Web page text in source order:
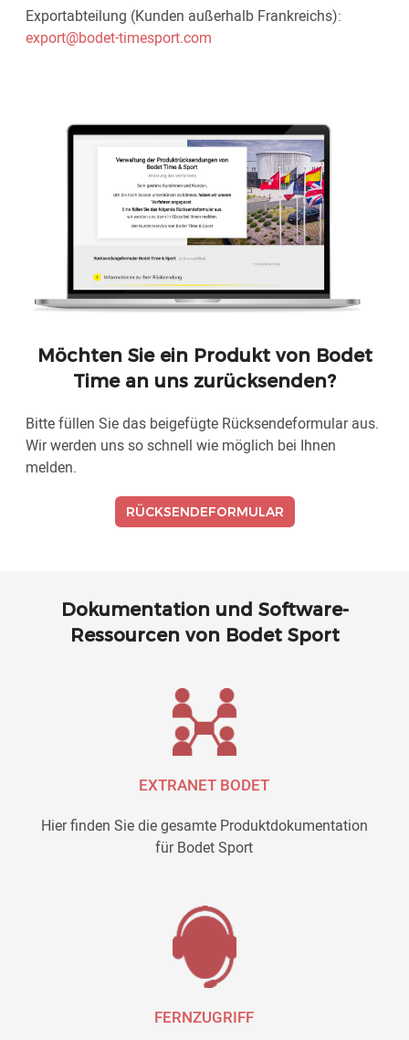
Exportabteilung (Kunden außerhalb Frankreichs):
export@bodet-timesport.com
Möchten Sie ein Produkt von Bodet
Time an uns zurücksenden?
Bitte füllen Sie das beigefügte Rücksendeformular aus.
Wir werden uns so schnell wie möglich bei Ihnen
melden.
RÜCKSENDEFORMULAR
Dokumentation und Software-
Ressourcen von Bodet Sport
EXTRANET BODET
Hier finden Sie die gesamte Produktdokumentation
für Bodet Sport
FERNZUGRIFF